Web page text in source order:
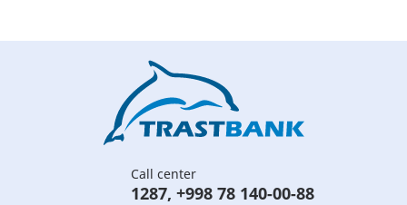
Call center
1287, +998 78 140-00-88